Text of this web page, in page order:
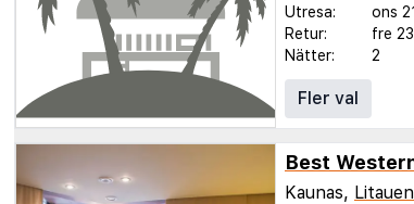
Utresa:
ons
Retur:
fre
Nätter:
2
Fler val
Best
Kaunas, Litauen